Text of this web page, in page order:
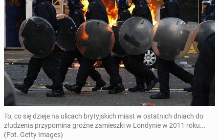
To, co się dzieje na ulicach brytyjskich miast w ostatnich dniach do
złudzenia przypomina groźne zamieszki w Londynie w 2011 roku...
(Fot. Getty Images)